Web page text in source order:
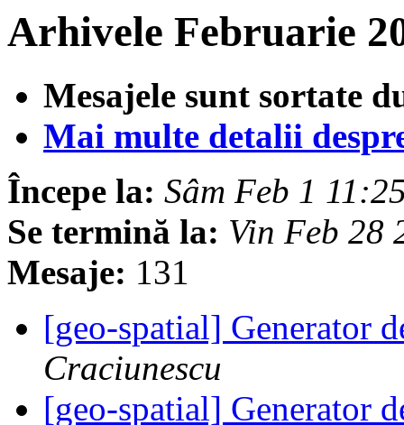
Arhivele Februarie
Mesajele sunt sortate
Mai multe detalii
Începe la: Sâm Feb 1
Se termină la: Vin Feb 28
Mesaje: 131
[geo-spatial] Generator
Craciunescu
[geo-spatial] Generator